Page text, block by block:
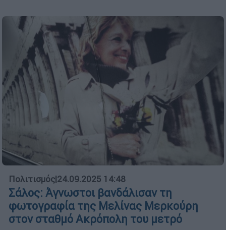
Πολιτισμός|24.09.2025 14:48
Σάλος: Άγνωστοι βανδάλισαν τη
φωτογραφία της Μελίνας Μερκούρη
στον σταθμό Ακρόπολη του μετρό